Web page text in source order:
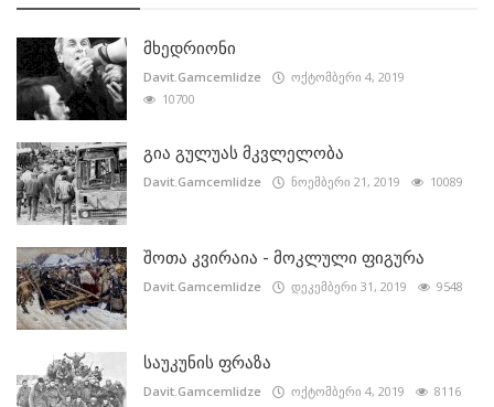
მხედრიონი
Davit.Gamcemlidze
ოქტომბერი 4, 2019
10700
გია გულუას მკვლელობა
Davit.Gamcemlidze ნოემბერი 21, 2019 10089
შოთა კვირაია - მოკლული ფიგურა
Davit.Gamcemlidze დეკემბერი 31, 2019 9548
საუკუნის ფრაზა
Davit.Gamcemlidze ოქტომბერი 4, 2019 8116